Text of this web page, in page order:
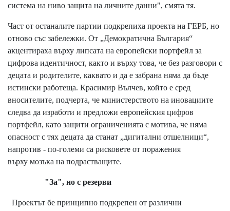
система на ниво защита на личните данни", смята тя.
Част от останалите партии подкрепиха проекта на ГЕРБ, но
отново със забележки. От „Демократична България“
акцентираха върху липсата на европейски портфейл за
цифрова идентичност, както и върху това, че без разговори с
децата и родителите, каквато и да е забрана няма да бъде
истински работеща. Красимир Вълчев, който е сред
вносителите, подчерта, че министерството на иновациите
следва да изработи и предложи европейския цифров
портфейл, като защити ограниченията с мотива, че няма
опасност с тях децата да станат „дигитални отшелници“,
напротив - по-големи са рисковете от поражения
върху мозъка на подрастващите.
"За", но с резерви
Проектът бе принципно подкрепен от различни